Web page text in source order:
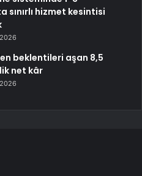
sınırlı hizmet kesintisi
beklentileri aşan 8,5
net kâr